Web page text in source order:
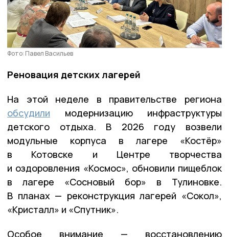
Фото: Павел Васильев
Реновация детских лагерей
На этой неделе в правительстве региона
обсудили модернизацию инфраструктуры
детского отдыха. В 2026 году возвели
модульные корпуса в лагере «Костёр»
в Котовске и Центре творчества
и оздоровления «Космос», обновили пищеблок
в лагере «Сосновый бор» в Тулиновке.
В планах — реконструкция лагерей «Сокол»,
«Кристалл» и «Спутник».
Особое внимание — восстановлению